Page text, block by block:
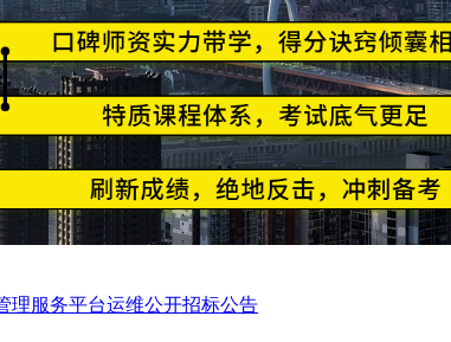
理服务平台运维公开招标公告